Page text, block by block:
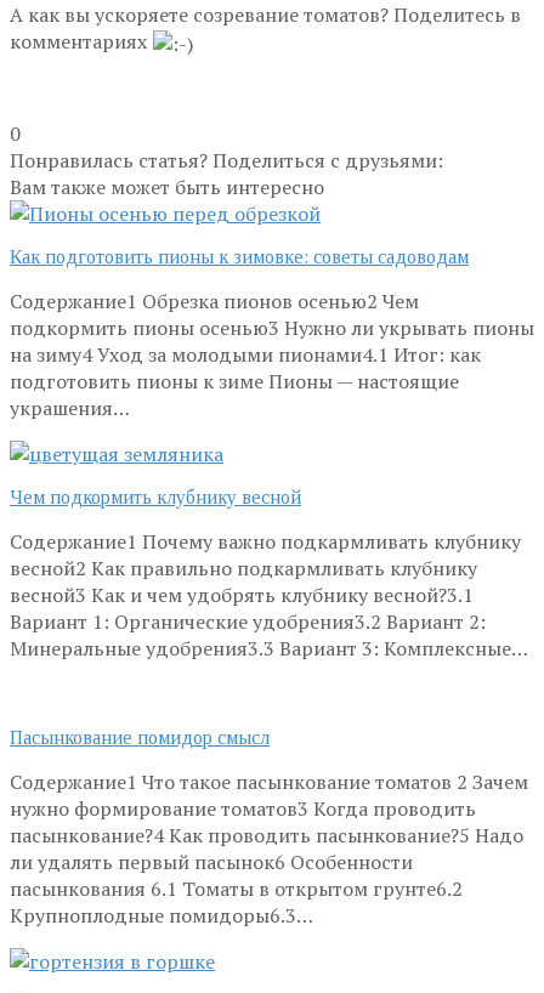
А как вы ускоряете созревание томатов? Поделитесь в
комментариях
0
Понравилась статья? Поделиться с друзьями:
Вам также может быть интересно
Как подготовить пионы к зимовке: советы садоводам
Содержание1 Обрезка пионов осенью2 Чем
подкормить пионы осенью3 Нужно ли укрывать пионы
на зиму4 Уход за молодыми пионами4.1 Итог: как
подготовить пионы к зиме Пионы — настоящие
украшения…
Чем подкормить клубнику весной
Содержание1 Почему важно подкармливать клубнику
весной2 Как правильно подкармливать клубнику
весной3 Как и чем удобрять клубнику весной?3.1
Вариант 1: Органические удобрения3.2 Вариант 2:
Минеральные удобрения3.3 Вариант 3: Комплексные…
Пасынкование помидор смысл
Содержание1 Что такое пасынкование томатов 2 Зачем
нужно формирование томатов3 Когда проводить
пасынкование?4 Как проводить пасынкование?5 Надо
ли удалять первый пасынок6 Особенности
пасынкования 6.1 Томаты в открытом грунте6.2
Крупноплодные помидоры6.3…